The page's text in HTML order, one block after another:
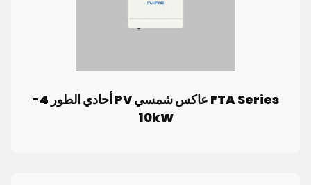
FTA Series عاكس شمسي PV أحادي الطور 4-
10kW